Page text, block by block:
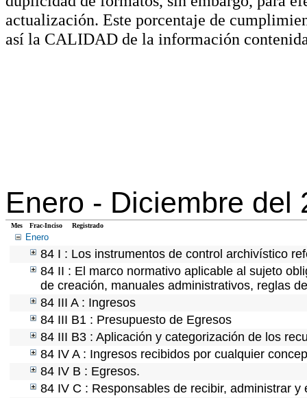
actualización. Este porcentaje de
así la CALIDAD de la información
Enero - Diciembre del
Mes Frac-Inciso Registrado
Enero
84 I : Los instrumentos de control archivístico
84 II : El marco normativo aplicable al sujeto
de creación, manuales administrativos, reglas
84 III A : Ingresos
84 III B1 : Presupuesto de Egresos
84 III B3 : Aplicación y categorización de los
84 IV A : Ingresos recibidos por cualquier
84 IV B : Egresos.
84 IV C : Responsables de recibir, administrar y